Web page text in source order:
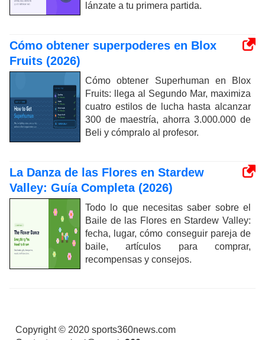
lánzate a tu primera partida.
Cómo obtener superpoderes en Blox
Fruits (2026)
Cómo obtener Superhuman en Blox
Fruits: llega al Segundo Mar, maximiza
cuatro estilos de lucha hasta alcanzar
300 de maestría, ahorra 3.000.000 de
Beli y cómpralo al profesor.
La Danza de las Flores en Stardew
Valley: Guía Completa (2026)
Todo lo que necesitas saber sobre el
Baile de las Flores en Stardew Valley:
fecha, lugar, cómo conseguir pareja de
baile, artículos para comprar,
recompensas y consejos.
Copyright © 2020 sports360news.com